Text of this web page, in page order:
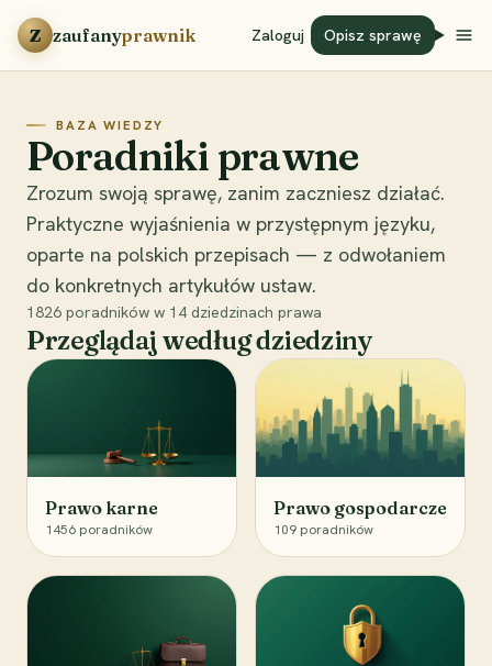
Przejdź do treści
Z zaufanyprawnik Zaloguj Opisz sprawę
BAZA WIEDZY
Poradniki prawne
Zrozum swoją sprawę, zanim zaczniesz działać.
Praktyczne wyjaśnienia w przystępnym języku,
oparte na polskich przepisach — z odwołaniem
do konkretnych artykułów ustaw.
1826 poradników w 14 dziedzinach prawa
Przeglądaj według dziedziny
Prawo karne
1456 poradników
Prawo gospodarcze
109 poradników